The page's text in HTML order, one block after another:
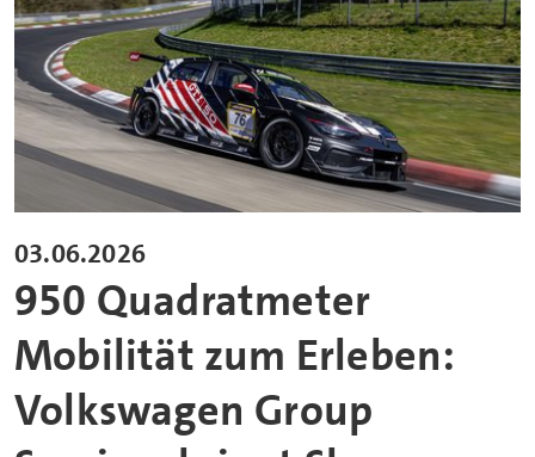
03.06.2026
950 Quadratmeter
Mobilität zum Erleben:
Volkswagen Group